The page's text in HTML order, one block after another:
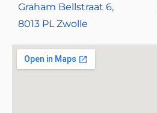
Graham Bellstraat 6,
8013 PL Zwolle​